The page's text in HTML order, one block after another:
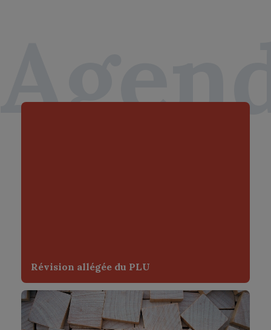
Révision allégée du PLU